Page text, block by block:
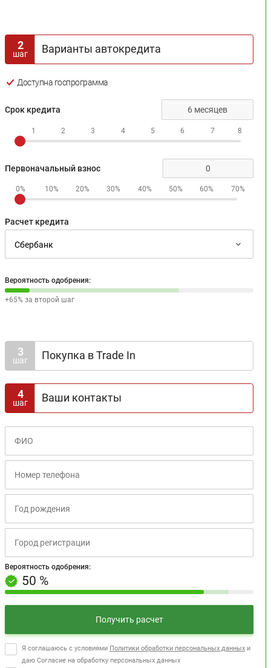
2
шаг Варианты автокредита
Доступна госпрограмма
Срок кредита
1 2 3 4 5 6 7 8
Первоначальный взнос
0% 10% 20% 30% 40% 50% 60% 70%
Расчет кредита
Вероятность одобрения:
+65% за второй шаг
3
шаг Покупка в Trade In
Вероятность одобрения:
+10% за третий шаг
4
шаг Ваши контакты
Вероятность одобрения:
50 %
Получить расчет
Я соглашаюсь с условиями Политики обработки персональных данных и
даю Согласие на обработку персональных данных